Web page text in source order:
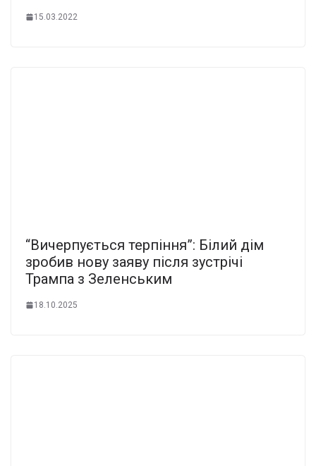
15.03.2022
“Вичерпується терпіння”: Білий дім
зробив нову заяву після зустрічі
Трампа з Зеленським
18.10.2025